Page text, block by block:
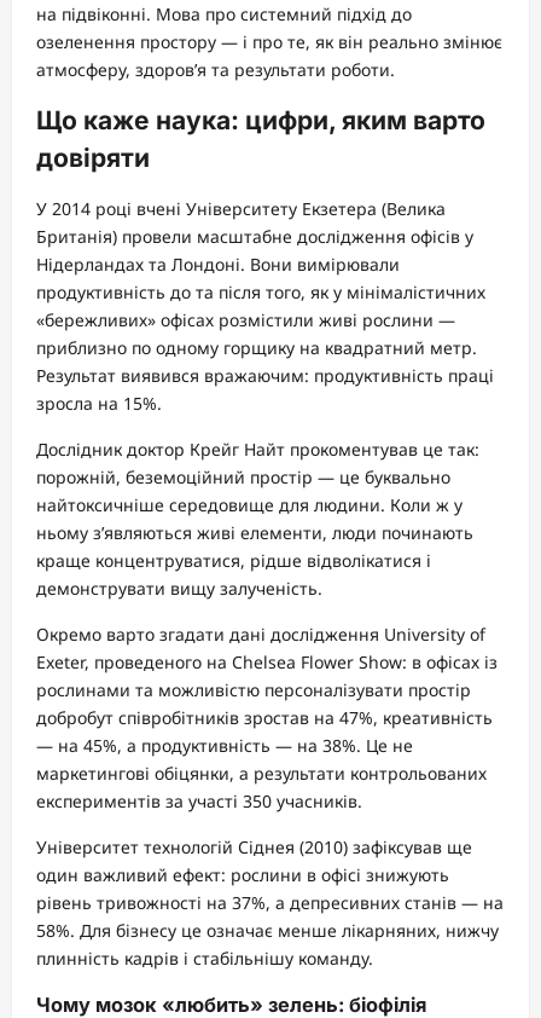
на підвіконні. Мова про системний підхід до
озеленення простору — і про те, як він реально змінює
атмосферу, здоров’я та результати роботи.
Що каже наука: цифри, яким варто
довіряти
У 2014 році вчені Університету Екзетера (Велика
Британія) провели масштабне дослідження офісів у
Нідерландах та Лондоні. Вони вимірювали
продуктивність до та після того, як у мінімалістичних
«бережливих» офісах розмістили живі рослини —
приблизно по одному горщику на квадратний метр.
Результат виявився вражаючим: продуктивність праці
зросла на 15%.
Дослідник доктор Крейг Найт прокоментував це так:
порожній, беземоційний простір — це буквально
найтоксичніше середовище для людини. Коли ж у
ньому з’являються живі елементи, люди починають
краще концентруватися, рідше відволікатися і
демонструвати вищу залученість.
Окремо варто згадати дані дослідження University of
Exeter, проведеного на Chelsea Flower Show: в офісах із
рослинами та можливістю персоналізувати простір
добробут співробітників зростав на 47%, креативність
— на 45%, а продуктивність — на 38%. Це не
маркетингові обіцянки, а результати контрольованих
експериментів за участі 350 учасників.
Університет технологій Сіднея (2010) зафіксував ще
один важливий ефект: рослини в офісі знижують
рівень тривожності на 37%, а депресивних станів — на
58%. Для бізнесу це означає менше лікарняних, нижчу
плинність кадрів і стабільнішу команду.
Чому мозок «любить» зелень: біофілія